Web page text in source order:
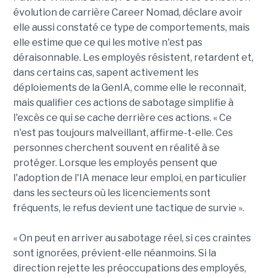
évolution de carrière Career Nomad, déclare avoir
elle aussi constaté ce type de comportements, mais
elle estime que ce qui les motive n'est pas
déraisonnable. Les employés résistent, retardent et,
dans certains cas, sapent activement les
déploiements de la GenIA, comme elle le reconnaît,
mais qualifier ces actions de sabotage simplifie à
l'excès ce qui se cache derrière ces actions. « Ce
n'est pas toujours malveillant, affirme-t-elle. Ces
personnes cherchent souvent en réalité à se
protéger. Lorsque les employés pensent que
l'adoption de l'IA menace leur emploi, en particulier
dans les secteurs où les licenciements sont
fréquents, le refus devient une tactique de survie ».
« On peut en arriver au sabotage réel, si ces craintes
sont ignorées, prévient-elle néanmoins. Si la
direction rejette les préoccupations des employés,